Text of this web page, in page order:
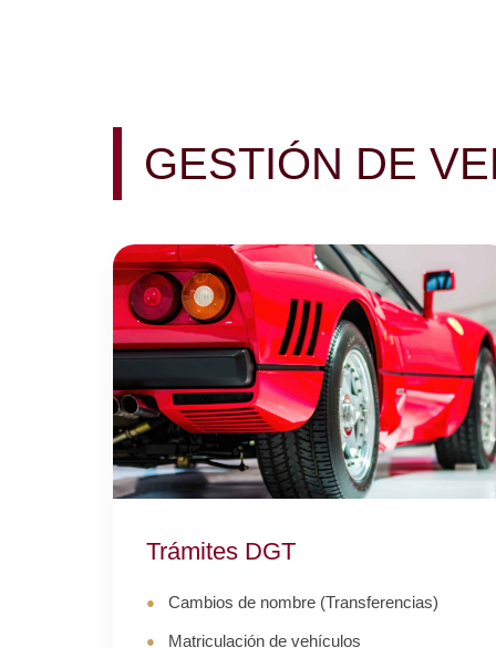
GESTIÓN DE
Trámites DGT
Cambios de nombre (Transferencias)
Matriculación de vehículos